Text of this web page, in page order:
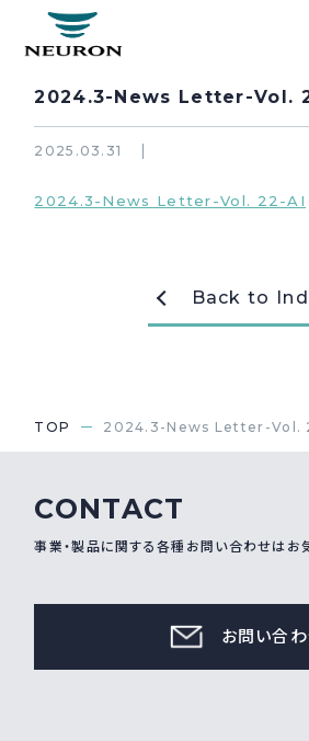
管路防災研究所 Pipeline
採用情報 Recruit
お問い合わ
2024.3-News Letter-Vol.
2025.03.31
2024.3-News Letter-Vol. 22-AI
Back to
TOP 2024.3-News Letter-Vol.
CONTACT
事業・製品に関する各種お問い合わせはお
お問い合